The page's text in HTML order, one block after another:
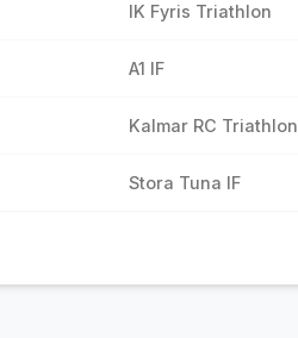
IK Fyris Triathlon
A1 IF
Kalmar RC Triathlon
Stora Tuna IF